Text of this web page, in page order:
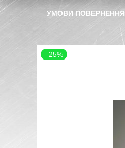
УМОВИ ПОВЕРНЕННЯ
–25%